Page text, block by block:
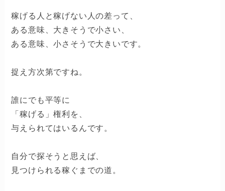
稼げる人と稼げない人の差って、
ある意味、大きそうで小さい、
ある意味、小さそうで大きいです。
捉え方次第ですね。
誰にでも平等に
「稼げる」権利を、
与えられてはいるんです。
自分で探そうと思えば、
見つけられる稼ぐまでの道。